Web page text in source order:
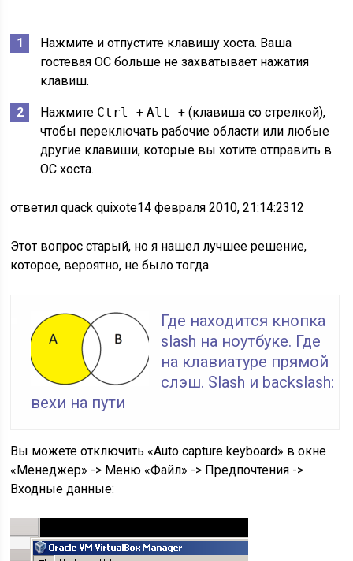
Нажмите и отпустите клавишу хоста. Ваша
гостевая ОС больше не захватывает нажатия
клавиш.
Нажмите Ctrl+Alt+ (клавиша со стрелкой),
чтобы переключать рабочие области или любые
другие клавиши, которые вы хотите отправить в
ОС хоста.
ответил quack quixote14 февраля 2010, 21:14:2312
Этот вопрос старый, но я нашел лучшее решение,
которое, вероятно, не было тогда.
Где находится кнопка
slash на ноутбуке. Где
на клавиатуре прямой
слэш. Slash и backslash:
вехи на пути
Вы можете отключить «Auto capture keyboard» в окне
«Менеджер» -> Меню «Файл» -> Предпочтения ->
Входные данные: